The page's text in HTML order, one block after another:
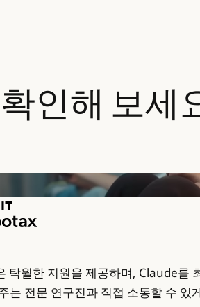
확인해 보세
탁월한 지원을 제공하며, Claude를
는 전문 연구진과 직접 소통할 수 있